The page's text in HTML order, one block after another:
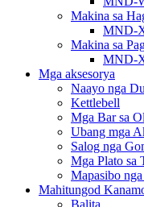
Makina sa
MND-
Makina sa
MND-
Mga aksesorya
Naayo nga
Kettlebell
Mga Bar sa
Ubang mga
Salog nga
Mga Plato sa
Mapasibo
Mahitungod
Balita